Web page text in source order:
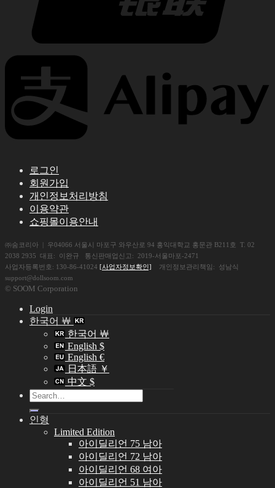
로그인
회원가입
개인정보처리방침
이용약관
쇼핑몰이용안내
㈜숨코리아 | 우04066 서울시 마포구 와우산로 94 홍익대학교 홍문관 B211호 T. 02
2038 2935 대표: 이완규 통신판매업신고: 2019-서울마포-2471
사업자등록번호: 130-86-41024 [사업자정보확인] 개인정보관리책임: 성남식
support@dollsoom.com
© SOOM Corporation
Login
한국어 ￦
한국어 ￦
English $
English €
日本語 ￥
中文 $
Search
for:
인형
Limited Edition
아이딜리언 75 남아
아이딜리언 72 남아
아이딜리언 68 여아
아이딜리언 51 남아